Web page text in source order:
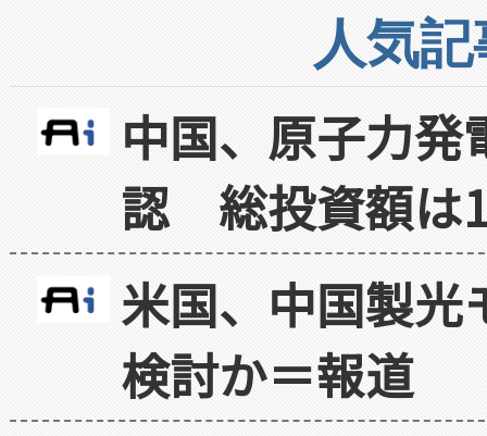
人気
中国、原子力
認 総投資額は
米国、中国製光
検討か＝報道